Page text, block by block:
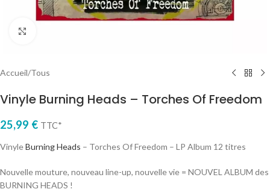
Accueil/Tous
Vinyle Burning Heads – Torches Of Freedom
25,99 € TTC*
VinyleBurning Heads – Torches Of Freedom – LP Album 12 titres
Nouvelle mouture, nouveau line-up, nouvelle vie = NOUVEL ALBUM des
BURNING HEADS !